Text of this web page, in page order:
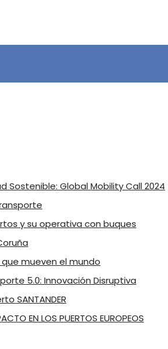
Sostenible: Global Mobility Call 2024
y su operativa con buques
que mueven el mundo
5.0: Innovación Disruptiva
SANTANDER
EN LOS PUERTOS EUROPEOS